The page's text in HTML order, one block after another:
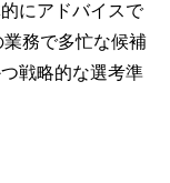
にアドバイスで
務で多忙な候補
戦略的な選考準